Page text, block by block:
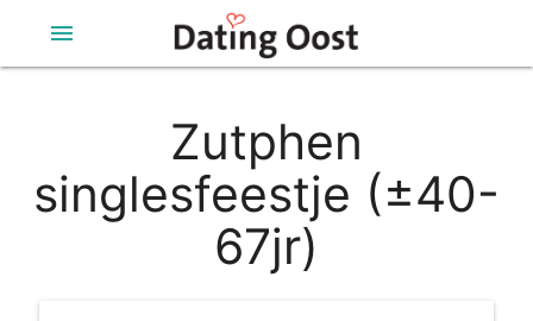
menu
Zutphen
singlesfeestje (±40-
67jr)